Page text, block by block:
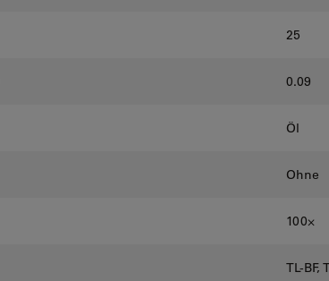
25
0.09
Öl
Ohne
100⨉
TL-BF,